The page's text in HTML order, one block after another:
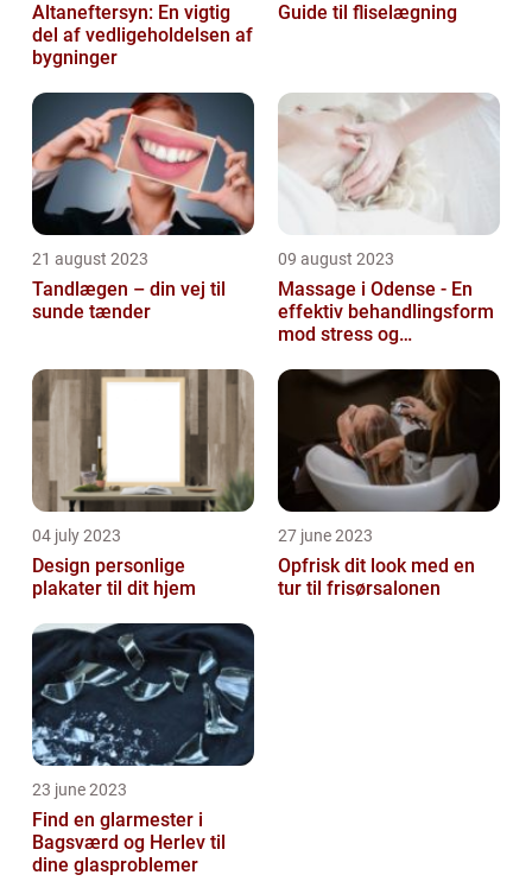
Altaneftersyn: En vigtig
del af vedligeholdelsen af
bygninger
Guide til fliselægning
21 august 2023
Tandlægen – din vej til
sunde tænder
09 august 2023
Massage i Odense - En
effektiv behandlingsform
mod stress og
04 july 2023
Design personlige
plakater til dit hjem
27 june 2023
Opfrisk dit look med en
tur til frisørsalonen
23 june 2023
Find en glarmester i
Bagsværd og Herlev til
dine glasproblemer